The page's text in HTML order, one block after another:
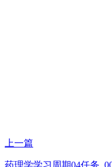
上一篇
药理学学习周期04任务